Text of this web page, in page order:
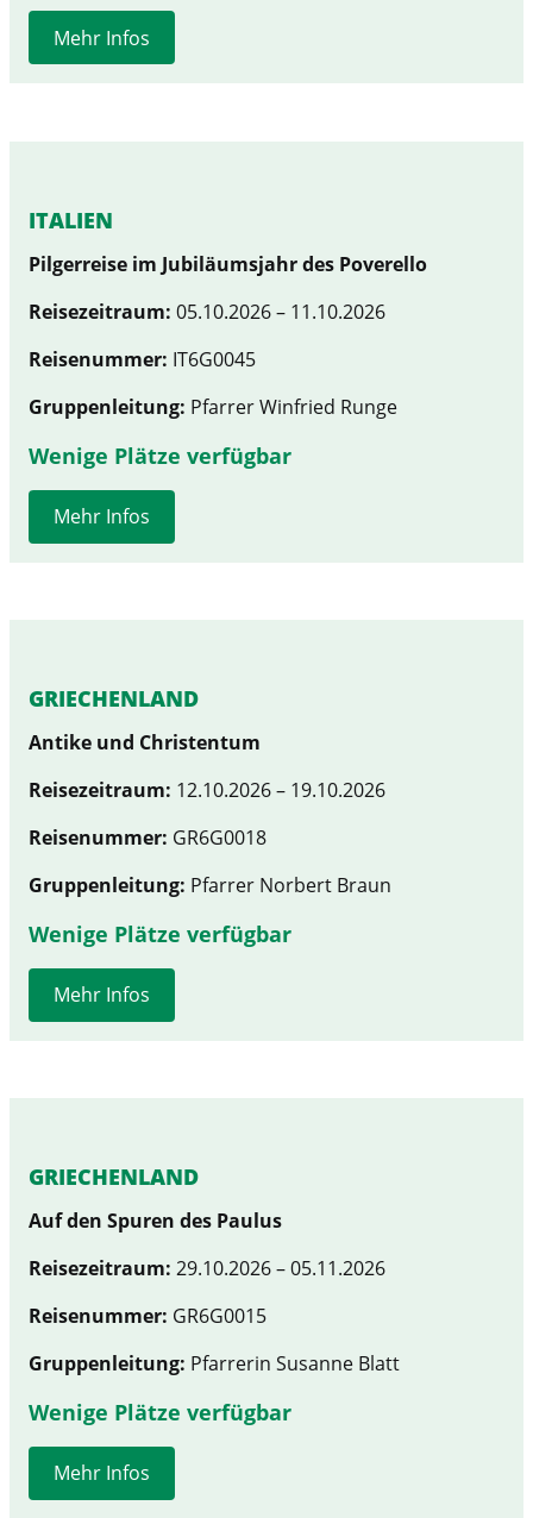
Mehr Infos
ITALIEN
Pilgerreise im Jubiläumsjahr des Poverello
Reisezeitraum: 05.10.2026 – 11.10.2026
Reisenummer: IT6G0045
Gruppenleitung: Pfarrer Winfried Runge
Wenige Plätze verfügbar
Mehr Infos
GRIECHENLAND
Antike und Christentum
Reisezeitraum: 12.10.2026 – 19.10.2026
Reisenummer: GR6G0018
Gruppenleitung: Pfarrer Norbert Braun
Wenige Plätze verfügbar
Mehr Infos
GRIECHENLAND
Auf den Spuren des Paulus
Reisezeitraum: 29.10.2026 – 05.11.2026
Reisenummer: GR6G0015
Gruppenleitung: Pfarrerin Susanne Blatt
Wenige Plätze verfügbar
Mehr Infos